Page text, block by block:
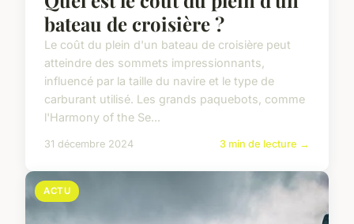
bateau de croisière ?
Le coût du plein d'un bateau de croisière peut
atteindre des sommets impressionnants,
influencé par la taille du navire et le type de
carburant utilisé. Les grands paquebots, comme
l'Harmony of the Se...
31 décembre 2024 3 min de lecture →
ACTU